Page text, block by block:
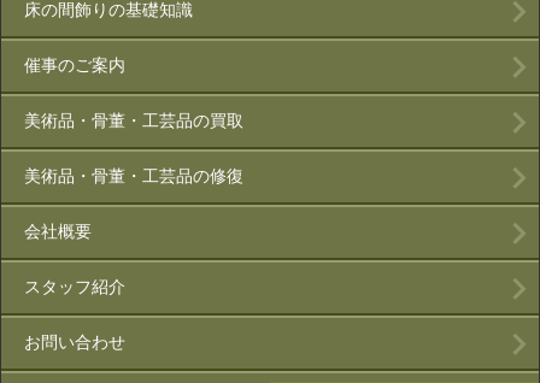
床の間飾りの基礎知識
催事のご案内
美術品・骨董・工芸品の買取
美術品・骨董・工芸品の修復
会社概要
スタッフ紹介
お問い合わせ